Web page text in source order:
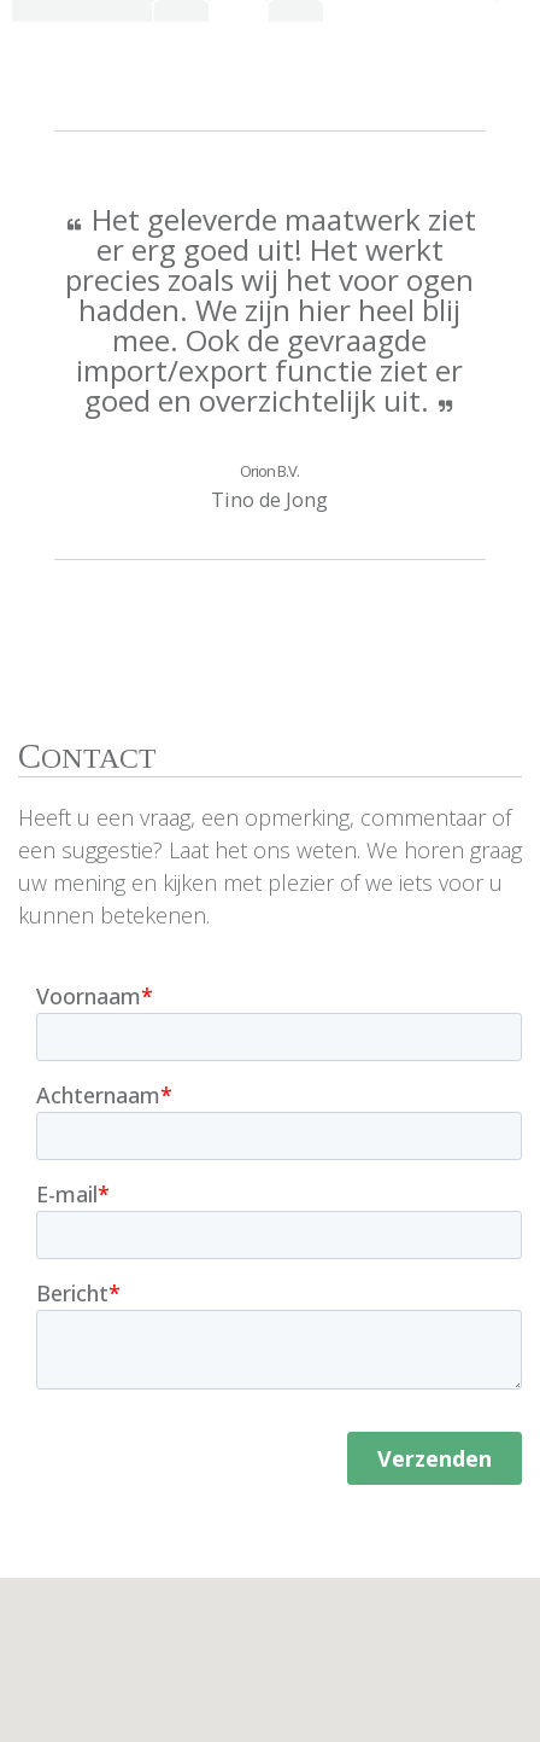
Het geleverde maatwerk ziet
er erg goed uit! Het werkt
precies zoals wij het voor ogen
hadden. We zijn hier heel blij
mee. Ook de gevraagde
import/export functie ziet er
goed en overzichtelijk uit.
Orion B.V.
Tino de Jong
CONTACT
Heeft u een vraag, een opmerking, commentaar of
een suggestie? Laat het ons weten. We horen graag
uw mening en kijken met plezier of we iets voor u
kunnen betekenen.